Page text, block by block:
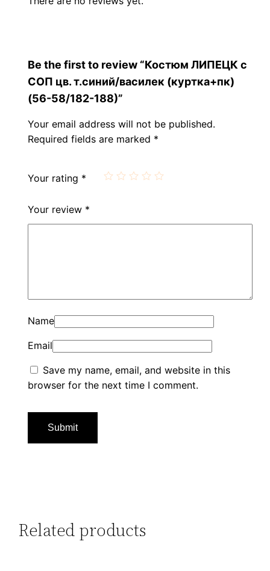
Be the first to review “Костюм ЛИПЕЦК с
СОП цв. т.синий/василек (куртка+пк)
(56-58/182-188)”
Your email address will not be published.
Required fields are marked *
Your rating *
Your review *
Name
Email
Save my name, email, and website in this
browser for the next time I comment.
Related products